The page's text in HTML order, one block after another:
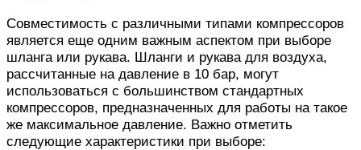
Совместимость с различными типами компрессоров
является еще одним важным аспектом при выборе
шланга или рукава. Шланги и рукава для воздуха,
рассчитанные на давление в 10 бар, могут
использоваться с большинством стандартных
компрессоров, предназначенных для работы на такое
же максимальное давление. Важно отметить
следующие характеристики при выборе: